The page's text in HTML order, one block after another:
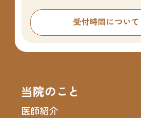
受付時間について
当院のこと
医師紹介